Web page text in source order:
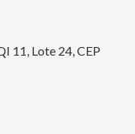
11, Lote 24, CEP